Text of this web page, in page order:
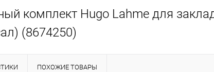
комплект Hugo Lahme для
(8674250)
ПОХОЖИЕ ТОВАРЫ